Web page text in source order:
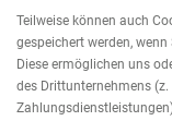
Teilweise können auch
gespeichert werden,
Diese ermöglichen uns
des Drittunternehmens